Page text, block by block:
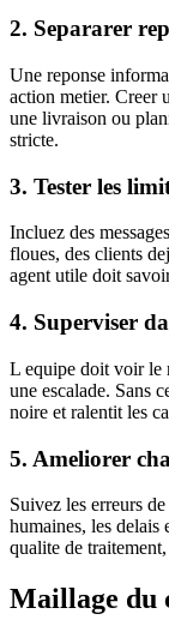
2. Separarer
Une reponse
action metier. Creer
une livraison ou
stricte.
3. Tester les
Incluez des
floues, des clients
agent utile doit
4. Superviser
L equipe doit voir le
une escalade. Sans
noire et ralentit les
5. Ameliorer
Suivez les erreurs
humaines, les delais
qualite de
Maillage du